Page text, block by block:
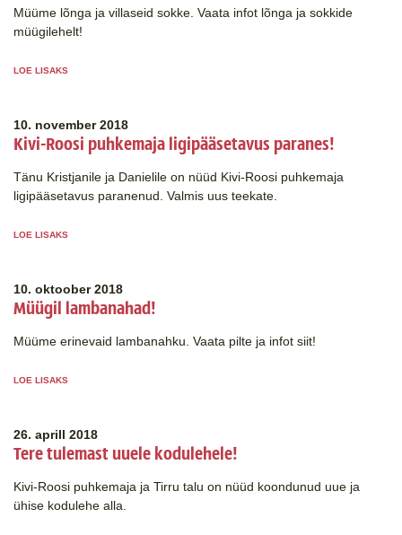
Müüme lõnga ja villaseid sokke. Vaata infot lõnga ja sokkide
müügilehelt!
LOE LISAKS
10. november 2018
Kivi-Roosi puhkemaja ligipääsetavus paranes!
Tänu Kristjanile ja Danielile on nüüd Kivi-Roosi puhkemaja
ligipääsetavus paranenud. Valmis uus teekate.
LOE LISAKS
10. oktoober 2018
Müügil lambanahad!
Müüme erinevaid lambanahku. Vaata pilte ja infot siit!
LOE LISAKS
26. aprill 2018
Tere tulemast uuele kodulehele!
Kivi-Roosi puhkemaja ja Tirru talu on nüüd koondunud uue ja
ühise kodulehe alla.